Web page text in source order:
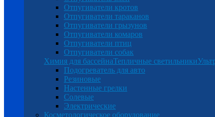
Отпугиватели кротов
Отпугиватели тараканов
Отпугиватели грызунов
Отпугиватели комаров
Отпугиватели птиц
Отпугиватели собак
Химия для бассейнаТепличные светильники
Подогреватель для авто
Резиновые
Настенные грелки
Солевые
Электрические
Косметологическое оборудование